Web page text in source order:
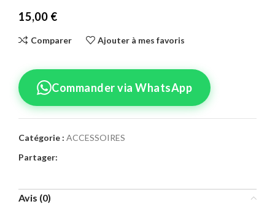
15,00 €
Comparer Ajouter à mes favoris
Commander via WhatsApp
Catégorie : ACCESSOIRES
Partager:
Avis (0)